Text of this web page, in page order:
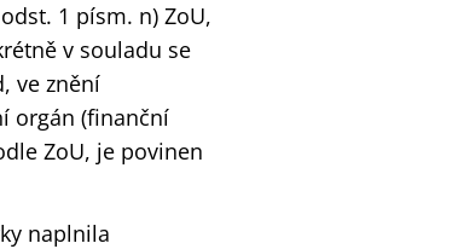
1 písm. n) ZoU,
v souladu se
ve znění
orgán (finanční
ZoU, je povinen
naplnila